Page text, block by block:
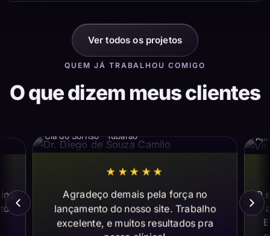
Ver todos os projetos
QUEM JÁ TRABALHOU COMIGO
O que dizem meus clientes
Cia do Sorriso · Tubarão
★★★★★
Agradeço demais pela força no
lançamento do nosso site. Trabalho
excelente, e muitos resultados pra
O